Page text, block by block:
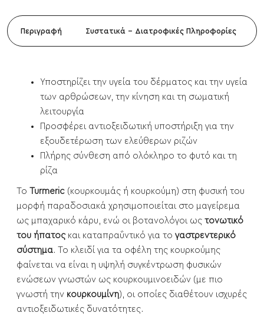
Περιγραφή Συστατικά - Διατροφικές Πληροφορίες
Υποστηρίζει την υγεία του δέρματος και την υγεία
των αρθρώσεων, την κίνηση και τη σωματική
λειτουργία
Προσφέρει αντιοξειδωτική υποστήριξη για την
εξουδετέρωση των ελεύθερων ριζών
Πλήρης σύνθεση από ολόκληρο το φυτό και τη
ρίζα
Το Turmeric (κουρκουμάς ή κουρκούμη) στη φυσική του
μορφή παραδοσιακά χρησιμοποιείται στο μαγείρεμα
ως μπαχαρικό κάρυ, ενώ οι βοτανολόγοι ως τονωτικό
του ήπατοςκαι καταπραΰντικό για το γαστρεντερικό
σύστημα. Το κλειδί για τα οφέλη της κουρκούμης
φαίνεται να είναι η υψηλή συγκέντρωση φυσικών
ενώσεων γνωστών ως κουρκουμινοειδών (με πιο
γνωστή την κουρκουμίνη), οι οποίες διαθέτουν ισχυρές
αντιοξειδωτικές δυνατότητες.